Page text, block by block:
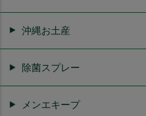
沖縄お土産
除菌スプレー
メンエキープ